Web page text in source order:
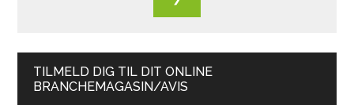
TILMELD DIG TIL DIT ONLINE
BRANCHEMAGASIN/AVIS